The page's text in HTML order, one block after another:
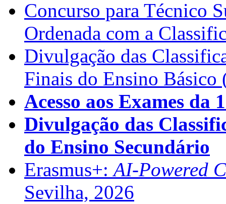
Concurso para Técnico
Ordenada com a
Divulgação das
Finais do Ensino Básico
Acesso aos Exames da
Divulgação das
do Ensino Secundário
Erasmus+:AI-Powered
Sevilha, 2026